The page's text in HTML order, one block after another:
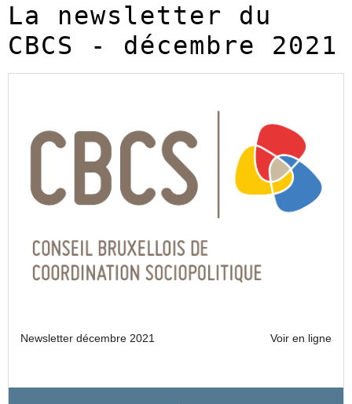
La newsletter du
CBCS - décembre 2021